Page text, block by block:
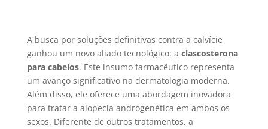
A busca por soluções definitivas contra a calvície
ganhou um novo aliado tecnológico: a clascosterona
para cabelos. Este insumo farmacêutico representa
um avanço significativo na dermatologia moderna.
Além disso, ele oferece uma abordagem inovadora
para tratar a alopecia androgenética em ambos os
sexos. Diferente de outros tratamentos, a